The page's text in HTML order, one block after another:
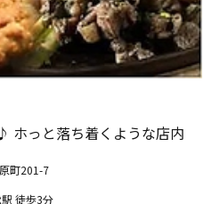
ホっと落ち着くような店内
町201-7
徒歩3分